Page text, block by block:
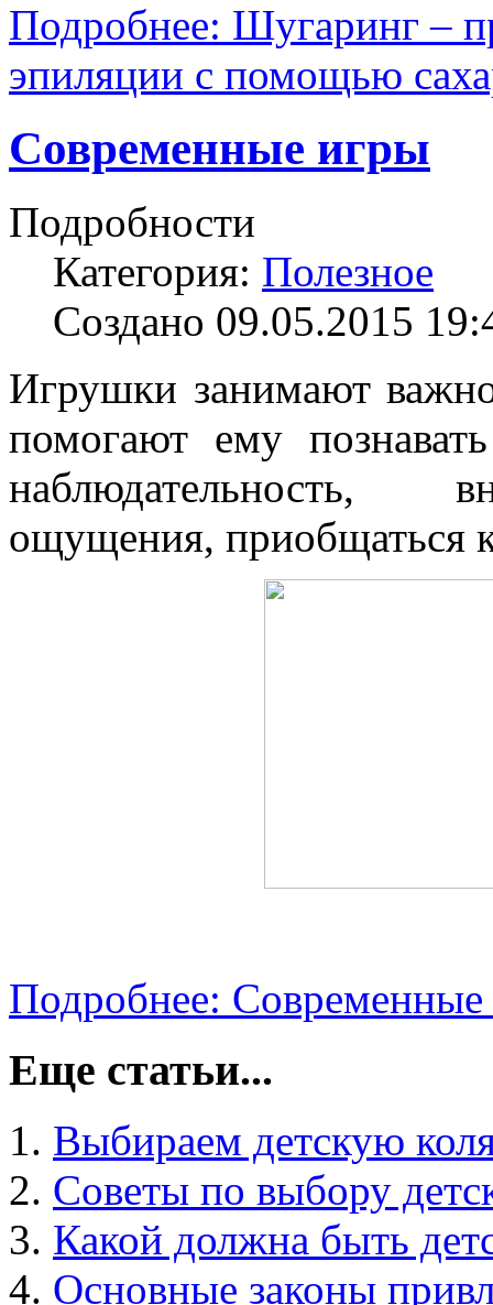
Подробнее: Шугаринг –
эпиляции с помощью
Современные игры
Подробности
Категория: Полезное
Создано 09.05.2015
Игрушки занимают
помогают ему
наблюдательность,
ощущения, приобщаться
Подробнее:
Еще статьи...
Выбираем детскую
Советы по выбору
Какой должна быть
Основные законы